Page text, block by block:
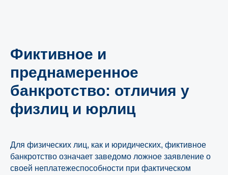
Фиктивное и
преднамеренное
банкротство: отличия у
физлиц и юрлиц
Для физических лиц, как и юридических, фиктивное
банкротство означает заведомо ложное заявление о
своей неплатежеспособности при фактическом